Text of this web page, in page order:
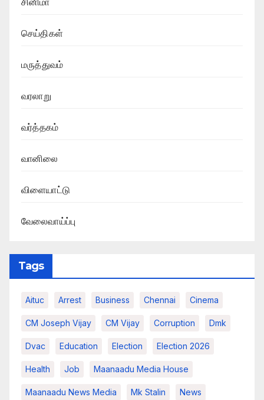
செய்திகள்
மருத்துவம்
வரலாறு
வர்த்தகம்
வானிலை
விளையாட்டு
வேலைவாய்ப்பு
Tags
Aituc Arrest Business Chennai Cinema
CM Joseph Vijay CM Vijay Corruption Dmk
Dvac Education Election Election 2026
Health Job Maanaadu Media House
Maanaadu News Media Mk Stalin News